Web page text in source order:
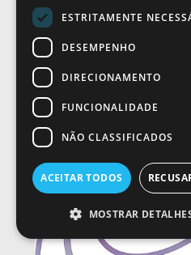
Descubra alguns dos locais
nesta palestra de Mark
ESTRITAMENTE
DESEMPENHO
DIRECIONAMENTO
FUNCIONALIDADE
NÃO CLASSIFICADOS
ACEITAR TODOS
MOSTRAR